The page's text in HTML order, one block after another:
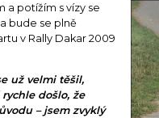
a potížím s vízy se
bude se plně
v Rally Dakar 2009
už velmi těšil,
došlo, že
– jsem zvyklý